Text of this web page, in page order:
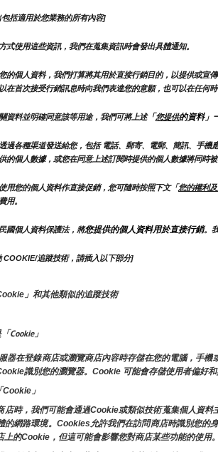
括適用於您業務的所有內容]
式使用這些資訊，我們在蒐集資訊時會發出具體通知。
的個人資料，我們打算將其用於直接行銷目的，以提供或宣
在首次接受行銷訊息時向我們表達您的意願，也可以在任何時
資料並明確同意該等用途，我們可將上述「您提供的資料」
過各種渠道發送給您，包括 電話、郵寄、電郵、簡訊、手
的個人數據，或您在同意上述訂閱時提供的個人數據將同時
用您的個人資料作直接促銷，您可隨時按照下文「您的權利
用。
國個人資料保護法，將您提供的個人資料用於直接行銷。
COOKIE/追蹤技術，請插入以下部分]
」和其他類似的追蹤技術
Cookie」
器在登錄商店或瀏覽商店內容時存儲在您的電腦，手
識別您的瀏覽器。Cookie 可能會存儲使用者偏好和
Cookie」
店時，我們可能會通過Cookie或類似技術蒐集個人資
的網路環境。Cookies允許我們在訪問商店時識別您的
上的Cookie，但這可能會影響您對商店某些功能的使用。